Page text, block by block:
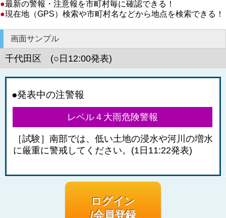
●最新の警報・注意報を市町村毎に確認できる！
●現在地（GPS）検索や市町村名などから地点を検索できる！
画面サンプル
千代田区 (○日12:00発表)
●発表中の注警報
レベル４大雨危険警報
［試験］南部では、低い土地の浸水や河川の増水
に厳重に警戒してください。(1日11:22発表)
ログイン
/会員登録